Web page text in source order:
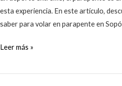
esta experiencia. En este artículo,
saber para volar en parapente en
Leer más »